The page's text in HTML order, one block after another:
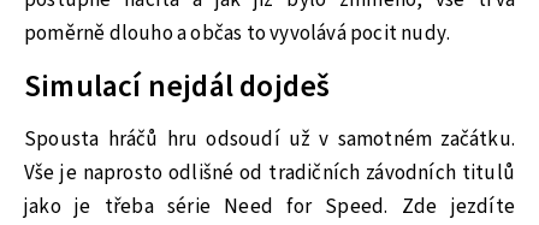
poměrně dlouho a občas to vyvolává pocit nudy.
Simulací nejdál dojdeš
Spousta hráčů hru odsoudí už v samotném začátku.
Vše je naprosto odlišné od tradičních závodních titulů
jako je třeba série Need for Speed. Zde jezdíte